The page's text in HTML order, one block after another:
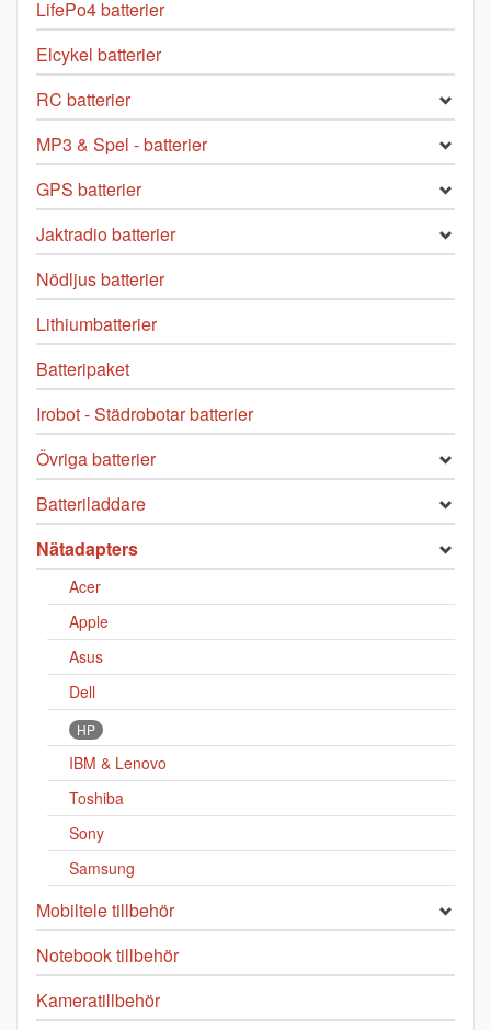
LifePo4 batterier
Elcykel batterier
RC batterier
MP3 & Spel - batterier
GPS batterier
Jaktradio batterier
Nödljus batterier
Lithiumbatterier
Batteripaket
Irobot - Städrobotar batterier
Övriga batterier
Batteriladdare
Nätadapters
Acer
Apple
Asus
Dell
HP
IBM & Lenovo
Toshiba
Sony
Samsung
Mobiltele tillbehör
Notebook tillbehör
Kameratillbehör